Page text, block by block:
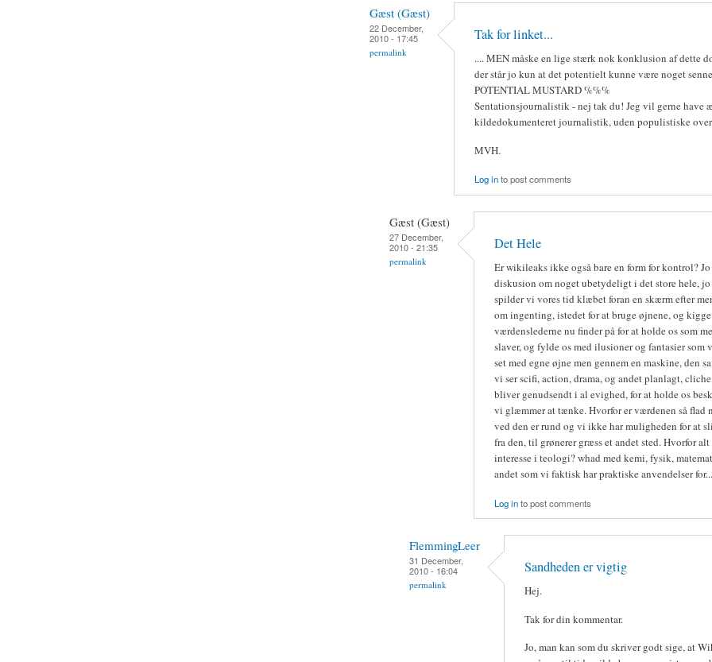
Gæst (Gæst)
22 December,
2010 - 17:45
permalink
Tak for linket...
.... MEN måske en lige stærk nok konklusion af dette
der står jo kun at det potentielt kunne være noget
POTENTIAL MUSTARD %%%
Sentationsjournalistik - nej tak du! Jeg vil gerne have
kildedokumenteret journalistik, uden populistiske
MVH.
Log into post comments
Gæst (Gæst)
27 December,
2010 - 21:35
permalink
Det Hele
Er wikileaks ikke også bare en form for kontrol? Jo
diskusion om noget ubetydeligt i det store hele, jo
spilder vi vores tid klæbet foran en skærm efter
om ingenting, istedet for at bruge øjnene, og
værdenslederne nu finder på for at holde os som
slaver, og fylde os med ilusioner og fantasier som
set med egne øjne men gennem en maskine, den
vi ser scifi, action, drama, og andet planlagt,
bliver genudsendt i al evighed, for at holde os
vi glæmmer at tænke. Hvorfor er værdenen så flad
ved den er rund og vi ikke har muligheden for at
fra den, til grønerer græss et andet sted. Hvorfor alt
interesse i teologi? whad med kemi, fysik,
andet som vi faktisk har praktiske anvendelser for...
Log into post comments
FlemmingLeer
31 December,
2010 - 16:04
permalink
Sandheden er vigtig
Hej.
Tak for din kommentar.
Jo, man kan som du skriver godt sige, at